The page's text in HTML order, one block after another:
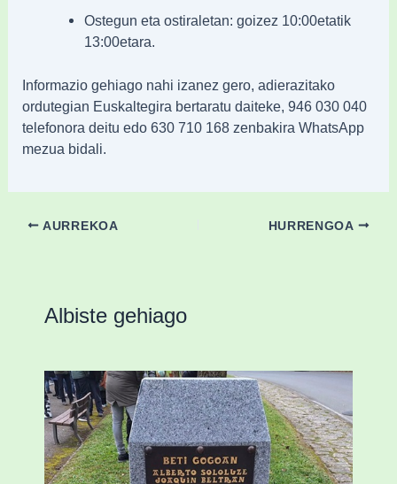
Ostegun eta ostiraletan: goizez 10:00etatik
13:00etara.
Informazio gehiago nahi izanez gero, adierazitako
ordutegian Euskaltegira bertaratu daiteke, 946 030 040
telefonora deitu edo 630 710 168 zenbakira WhatsApp
mezua bidali.
AURREKOA HURRENGOA
Albiste gehiago